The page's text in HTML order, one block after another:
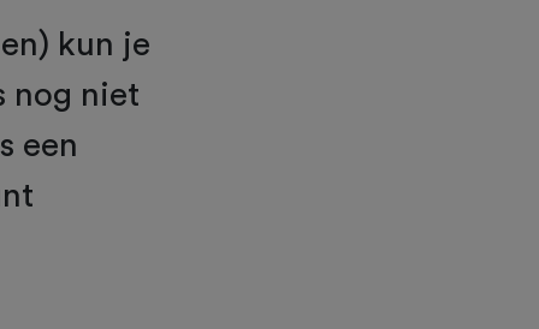
kun je
nog niet
een